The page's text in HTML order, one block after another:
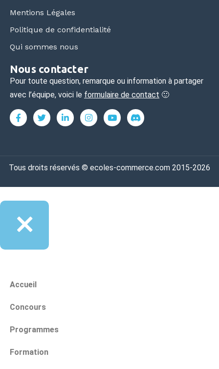
Mentions Légales
Politique de confidentialité
Qui sommes nous
Nous contacter
Pour toute question, remarque ou information à partager
avec l’équipe, voici le formulaire de contact 🙂
Tous droits réservés © ecoles-commerce.com 2015-2026
Accueil
Concours
Programmes
Formation